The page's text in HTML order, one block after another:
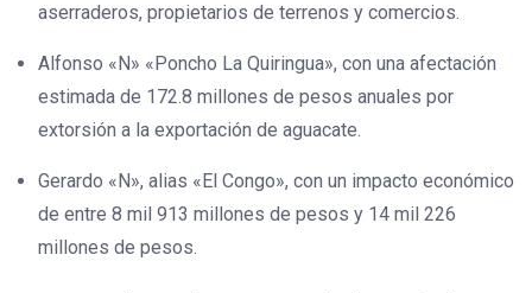
aserraderos, propietarios de terrenos y comercios.
Alfonso «N» «Poncho La Quiringua», con una afectación
estimada de 172.8 millones de pesos anuales por
extorsión a la exportación de aguacate.
Gerardo «N», alias «El Congo», con un impacto económico
de entre 8 mil 913 millones de pesos y 14 mil 226
millones de pesos.